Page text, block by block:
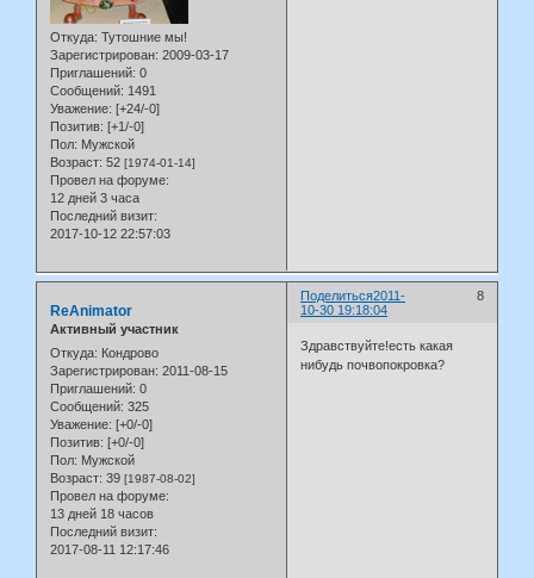
Откуда: Тутошние мы!
Зарегистрирован: 2009-03-17
Приглашений: 0
Сообщений: 1491
Уважение: [+24/-0]
Позитив: [+1/-0]
Пол: Мужской
Возраст: 52 [1974-01-14]
Провел на форуме:
12 дней 3 часа
Последний визит:
2017-10-12 22:57:03
Поделиться 8
2011-
10-30 19:18:04
ReAnimator
Активный участник
Откуда: Кондрово
Зарегистрирован: 2011-08-15
Приглашений: 0
Сообщений: 325
Уважение: [+0/-0]
Позитив: [+0/-0]
Пол: Мужской
Возраст: 39 [1987-08-02]
Провел на форуме:
13 дней 18 часов
Последний визит:
2017-08-11 12:17:46
Здравствуйте!есть какая
нибудь почвопокровка?